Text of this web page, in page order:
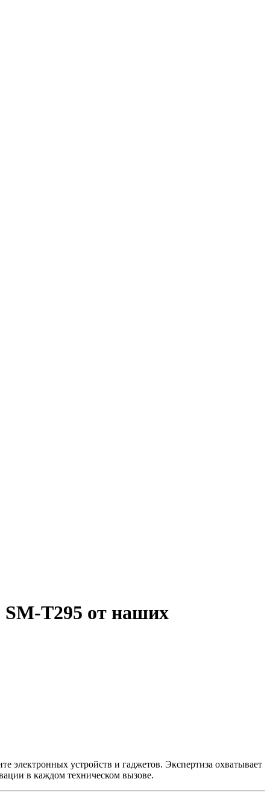
SM-T295 от наших
электронных устройств и гаджетов. Экспертиза охватывает
в каждом техническом вызове.